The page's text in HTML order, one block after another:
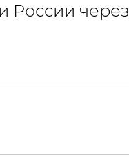
России через